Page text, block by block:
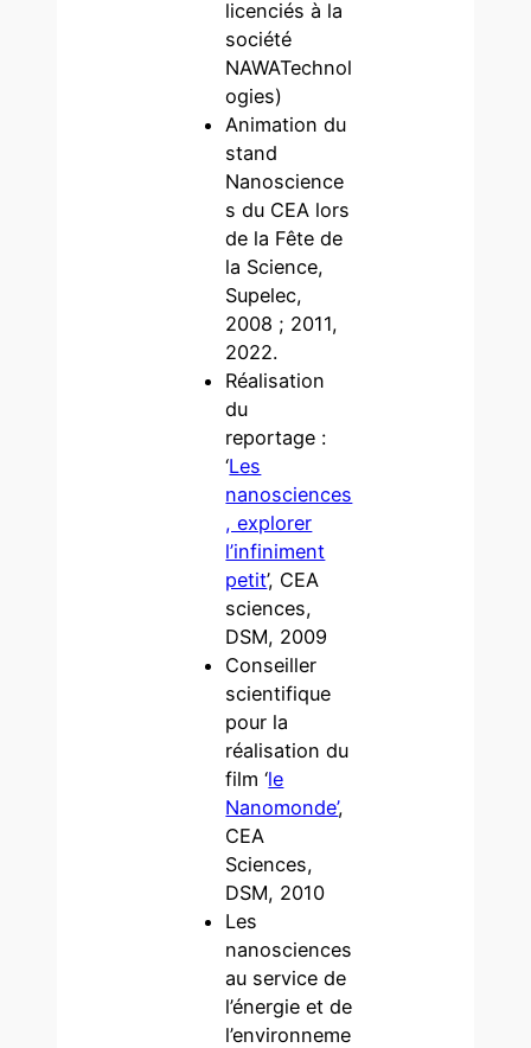
licenciés à la
société
NAWATechnol
ogies)
Animation du
stand
Nanoscience
s du CEA lors
de la Fête de
la Science,
Supelec,
2008 ; 2011,
2022.
Réalisation
du
reportage :
‘Les
nanosciences
, explorer
l’infiniment
petit’, CEA
sciences,
DSM, 2009
Conseiller
scientifique
pour la
réalisation du
film ‘le
Nanomonde’,
CEA
Sciences,
DSM, 2010
Les
nanosciences
au service de
l’énergie et de
l’environneme